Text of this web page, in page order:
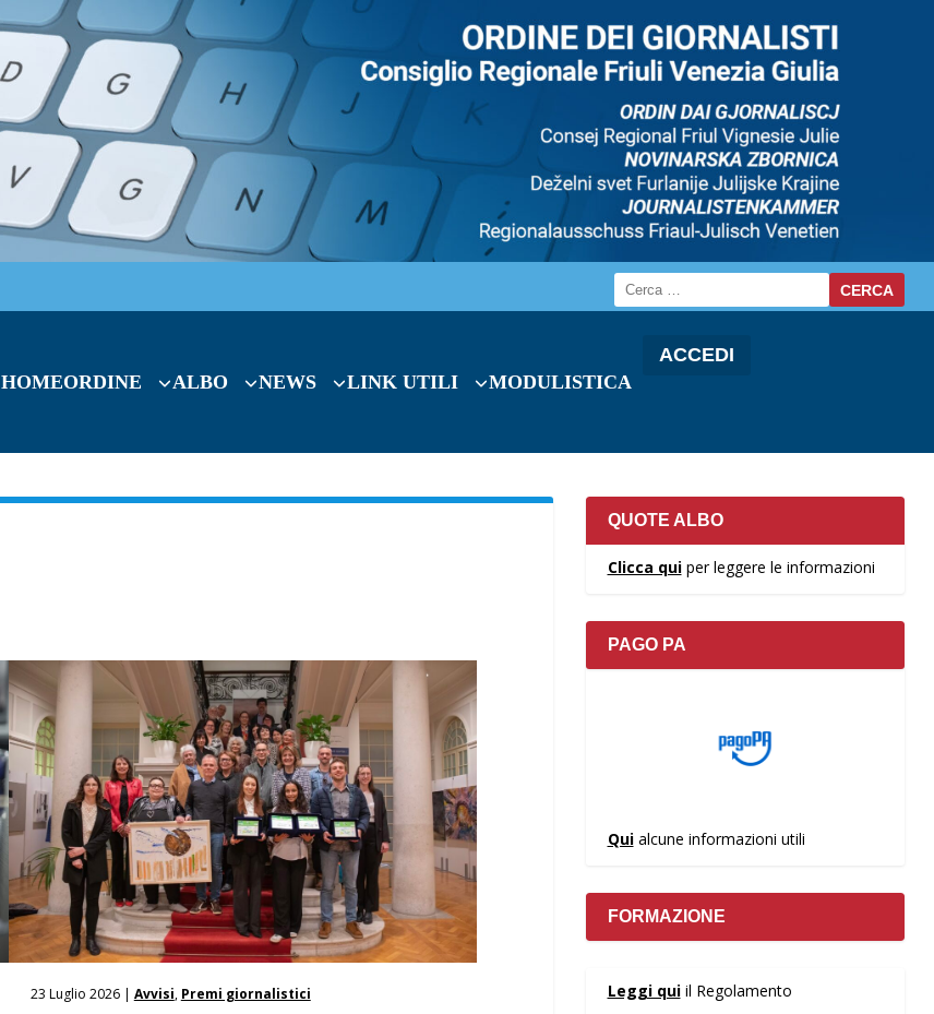
HOMEORDINE ALBO NEWS LINK UTILI MODULISTICA
ACCEDI
23 Luglio 2026 | Avvisi, Premi giornalistici
QUOTE ALBO
Clicca quiper leggere le informazioni
PAGO PA
Quialcune informazioni utili
FORMAZIONE
Leggi quiil Regolamento